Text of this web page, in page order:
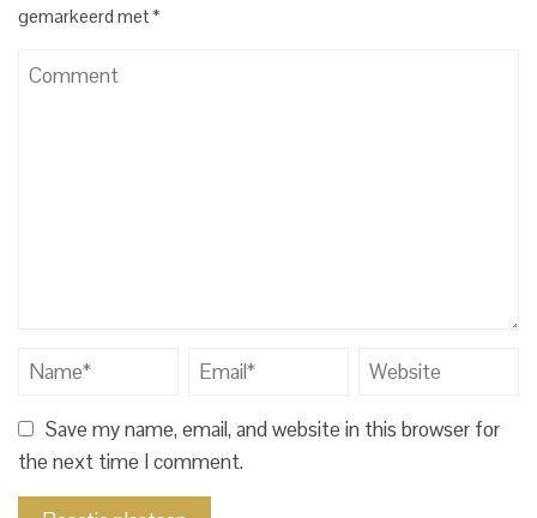
gemarkeerd met*
Save my name, email, and website in this browser for
the next time I comment.